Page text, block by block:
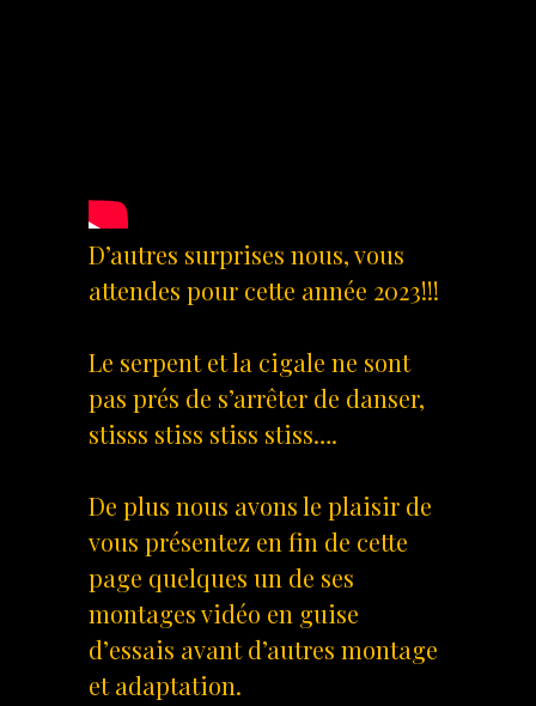
D’autres surprises nous, vous
attendes pour cette année 2023!!!
Le serpent et la cigale ne sont
pas prés de s’arrêter de danser,
stisss stiss stiss stiss….
De plus nous avons le plaisir de
vous présentez en fin de cette
page quelques un de ses
montages vidéo en guise
d’essais avant d’autres montage
et adaptation.